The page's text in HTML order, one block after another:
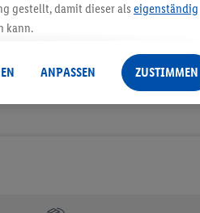
gestellt, damit dieser als eigenständig
kann.
Ihre Nutzung der Lidl-Dienste, Ihr
oder Geschlecht - sowie Ihre
einschließlich dem Speichern von
sowie zur technischen
ANPASSEN ZUSTIMMEN